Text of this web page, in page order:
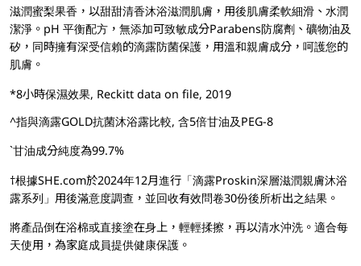
滋潤蜜梨果香，以甜甜清香沐浴滋潤肌膚，用後肌膚柔軟細滑、水潤
潔淨。pH 平衡配方，無添加可致敏成分Parabens防腐劑、礦物油及
矽，同時擁有深受信賴的滴露防菌保護，用溫和親膚成分，呵護您的
肌膚。
*8小時保濕效果, Reckitt data on file, 2019
^指與滴露GOLD抗菌沐浴露比較, 含5倍甘油及PEG-8
`甘油成分純度為99.7%
†根據SHE.com於2024年12月進行「滴露Proskin深層滋潤親膚沐浴
露系列」用後滿意度調查，並回收有效問卷30份後所析出之結果。
將產品倒在浴棉或直接塗在身上，輕輕揉擦，再以清水沖洗。適合每
天使用，為家庭成員提供健康保護。